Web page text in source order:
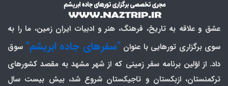
عشق و علاقه به تاریخ، فرهنگ، هنر و ادبیات ایران زمین، ما را به
سوی برگزاری تورهایی با عنوان "سفرهای جاده ابریشم" سوق
داد. از اوّلین برنامه سفر زمینی که از شهر مشهد به مقصد کشورهای
ترکمنستان، ازبکستان و تاجیکستان شروع شد، بیش بیست سال